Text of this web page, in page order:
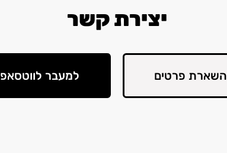
יצירת קשר
השארת פרטים למעבר לווטסאפ